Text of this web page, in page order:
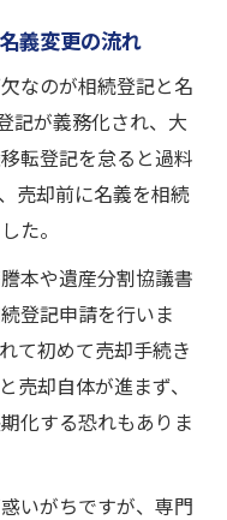
義変更の流れ
なのが相続登記と名
記が義務化され、大
転登記を怠ると過料
売却前に名義を相続
た。
本や遺産分割協議書
登記申請を行いま
て初めて売却手続き
売却自体が進まず、
化する恐れもありま
いがちですが、専門